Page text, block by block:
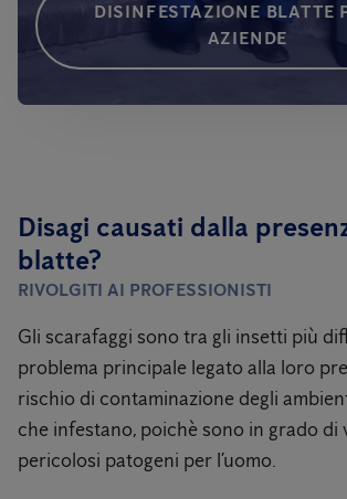
DISINFESTAZIONE BLATTE
AZIENDE
Disagi causati dalla
blatte?
RIVOLGITI AI PROFESSIONISTI
Gli scarafaggi sono tra gli insetti più
problema principale legato alla loro
rischio di contaminazione degli
che infestano, poichè sono in grado di
pericolosi patogeni per l’uomo.